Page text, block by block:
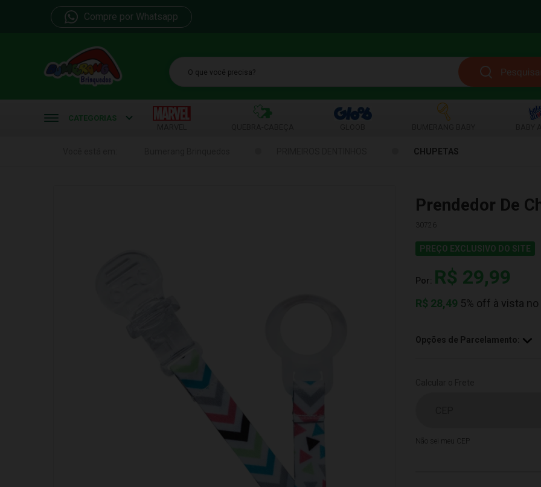
Compre por Whatsapp
CATEGORIAS
CHUPETAS
Prendedor De
30726
PREÇO EXCLUSIVO DO SITE
Por: R$ 29,99
R$ 28,49 5% off à vista
Opções de Parcelamento:
Não sei meu CEP